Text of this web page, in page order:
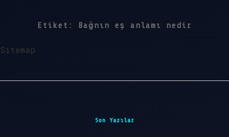
Etiket: Bağnın eş anlamı nedir
Sitemap
Son Yazılar